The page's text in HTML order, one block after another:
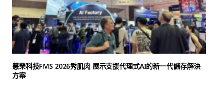
慧榮科技FMS 2026秀肌肉 展示支援代理式AI的新一代儲存解決
方案